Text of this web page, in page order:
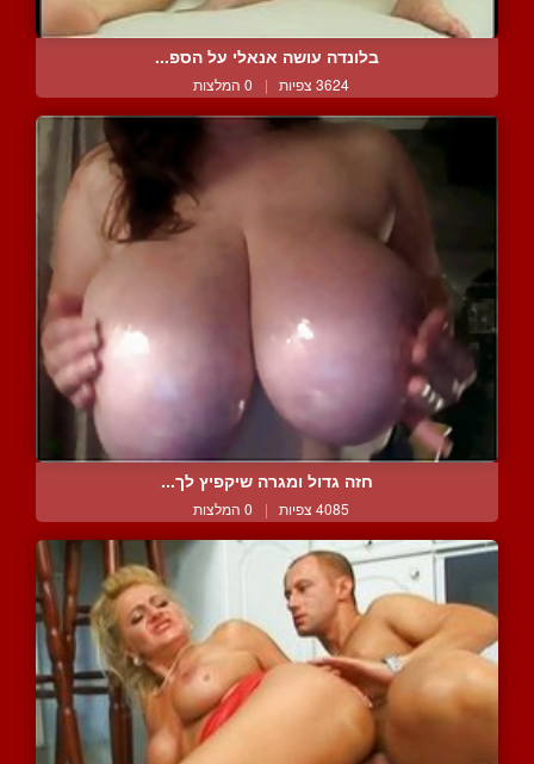
בלונדה עושה אנאלי על הספ...
3624 צפיות | 0 המלצות
חזה גדול ומגרה שיקפיץ לך...
4085 צפיות | 0 המלצות